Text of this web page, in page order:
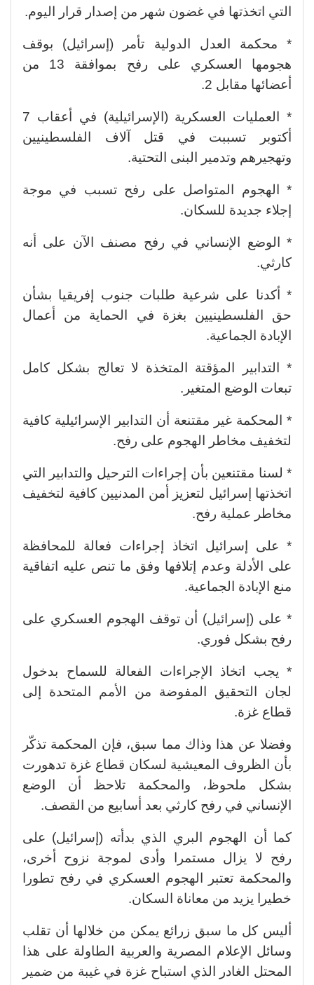
التي اتخذتها في غضون شهر من إصدار قرار اليوم.
* محكمة العدل الدولية تأمر (إسرائيل) بوقف
هجومها العسكري على رفح بموافقة 13 من
أعضائها مقابل 2.
* العمليات العسكرية (الإسرائيلية) في أعقاب 7
أكتوبر تسببت في قتل آلاف الفلسطينيين
وتهجيرهم وتدمير البنى التحتية.
* الهجوم المتواصل على رفح تسبب في موجة
إجلاء جديدة للسكان.
* الوضع الإنساني في رفح مصنف الآن على أنه
كارثي.
* أكدنا على شرعية طلبات جنوب إفريقيا بشأن
حق الفلسطينيين بغزة في الحماية من أعمال
الإبادة الجماعية.
* التدابير المؤقتة المتخذة لا تعالج بشكل كامل
تبعات الوضع المتغير.
* المحكمة غير مقتنعة أن التدابير الإسرائيلية كافية
لتخفيف مخاطر الهجوم على رفح.
* لسنا مقتنعين بأن إجراءات الترحيل والتدابير التي
اتخذتها إسرائيل لتعزيز أمن المدنيين كافية لتخفيف
مخاطر عملية رفح.
* على إسرائيل اتخاذ إجراءات فعالة للمحافظة
على الأدلة وعدم إتلافها وفق ما تنص عليه اتفاقية
منع الإبادة الجماعية.
* على (إسرائيل) أن توقف الهجوم العسكري على
رفح بشكل فوري.
* يجب اتخاذ الإجراءات الفعالة للسماح بدخول
لجان التحقيق المفوضة من الأمم المتحدة إلى
قطاع غزة.
وفضلا عن هذا وذاك مما سبق، فإن المحكمة تذكّر
بأن الظروف المعيشية لسكان قطاع غزة تدهورت
بشكل ملحوظ، والمحكمة تلاحظ أن الوضع
الإنساني في رفح كارثي بعد أسابيع من القصف.
كما أن الهجوم البري الذي بدأته (إسرائيل) على
رفح لا يزال مستمرا وأدى لموجة نزوح أخرى،
والمحكمة تعتبر الهجوم العسكري في رفح تطورا
خطيرا يزيد من معاناة السكان.
أليس كل ما سبق زرائع يمكن من خلالها أن تقلب
وسائل الإعلام المصرية والعربية الطاولة على هذا
المحتل الغادر الذي استباح غزة في غيبة من ضمير